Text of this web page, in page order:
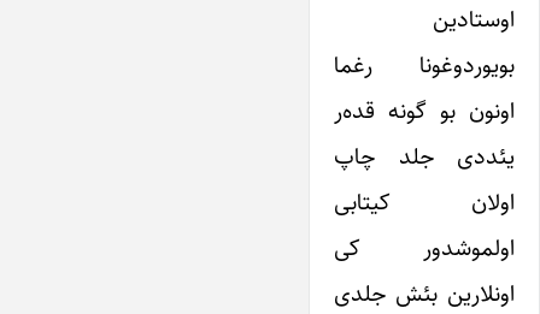
اوستادین
بویوردوغونا رغما
اونون بو گونه قده‌ر
یئددی جلد چاپ
اولان کیتابی
اولموشدور کی
اونلارین بئش جلدی